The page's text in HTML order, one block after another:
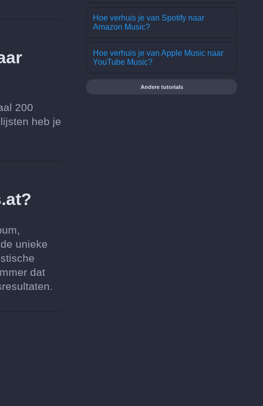
200
heb je
unieke
dat
Hoe verhuis je van Spotify naar
Amazon Music?
Hoe verhuis je van Apple Music naar
YouTube Music?
Andere tutorials